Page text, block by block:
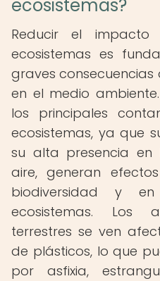
ecosistemas?
Reducir el
ecosistemas es
graves
en el medio
los principales
ecosistemas, ya que
su alta presencia en
aire, generan
biodiversidad y
ecosistemas. Los
terrestres se ven
de plásticos, lo que
por asfixia,